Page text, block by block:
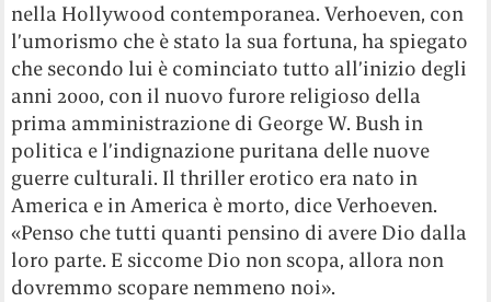
nella Hollywood contemporanea. Verhoeven, con
l’umorismo che è stato la sua fortuna, ha spiegato
che secondo lui è cominciato tutto all’inizio degli
anni 2000, con il nuovo furore religioso della
prima amministrazione di George W. Bush in
politica e l’indignazione puritana delle nuove
guerre culturali. Il thriller erotico era nato in
America e in America è morto, dice Verhoeven.
«Penso che tutti quanti pensino di avere Dio dalla
loro parte. E siccome Dio non scopa, allora non
dovremmo scopare nemmeno noi».